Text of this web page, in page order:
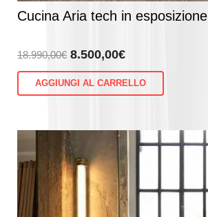
Cucina Aria tech in esposizione
18.990,00€ Il
prezzo
originale
8.500,00€Il
prezzo
attuale
AGGIUNGI AL CARRELLO